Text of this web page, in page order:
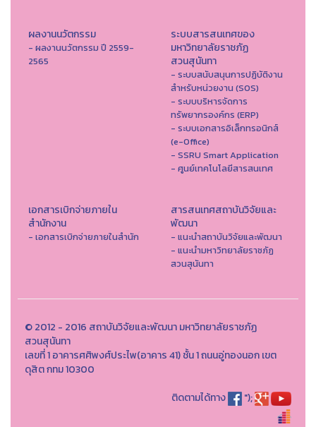
ผลงานนวัตกรรม
- ผลงานนวัตกรรม ปี 2559-
2565
ระบบสารสนเทศของ
มหาวิทยาลัยราชภัฏ
สวนสุนันทา
- ระบบสนับสนุนการปฏิบัติงาน
สำหรับหน่วยงาน (SOS)
- ระบบบริหารจัดการ
ทรัพยากรองค์กร (ERP)
- ระบบเอกสารอิเล็กทรอนิกส์
(e-Office)
- SSRU Smart Application
- ศูนย์เทคโนโลยีสารสนเทศ
เอกสารเบิกจ่ายภายใน
สำนักงาน
- เอกสารเบิกจ่ายภายในสำนัก
สารสนเทศสถาบันวิจัยและ
พัฒนา
- แนะนำสถาบันวิจัยและพัฒนา
- แนะนำมหาวิทยาลัยราชภัฏ
สวนสุนันทา
© 2012 - 2016 สถาบันวิจัยและพัฒนา มหาวิทยาลัยราชภัฏ
สวนสุนันทา
เลขที่ 1 อาคารศศิพงศ์ประไพ(อาคาร 41) ชั้น 1 ถนนอู่ทองนอก เขต
ดุสิต กทม 10300
ติดตามได้ทาง
");